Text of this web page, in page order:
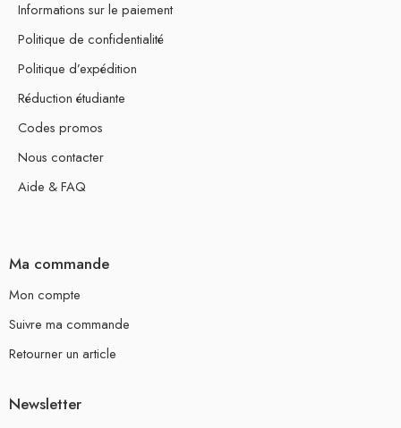
Informations sur le paiement
Politique de confidentialité
Politique d’expédition
Réduction étudiante
Codes promos
Nous contacter
Aide & FAQ
Ma commande
Mon compte
Suivre ma commande
Retourner un article
Newsletter